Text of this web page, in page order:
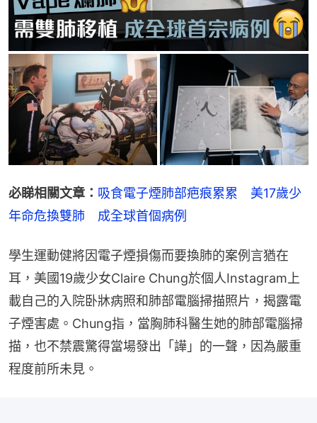
必睇相關文章： 吸食電子煙肺部疤痕累累　美17歲少
年命危換雙肺　成全球首個病例
學生運動健將因電子煙損傷而要換肺的案例言猶在
耳，美國19歲少女Claire Chung於個人Instagram上
載自己的入院卧牀病照和肺部電腦掃描照片，揭露電
子煙害處。Chung指，當胸肺科醫生她的肺部電腦掃
描，也不禁震驚得當場發出「譁」的一聲，因為嚴重
程度前所未見。